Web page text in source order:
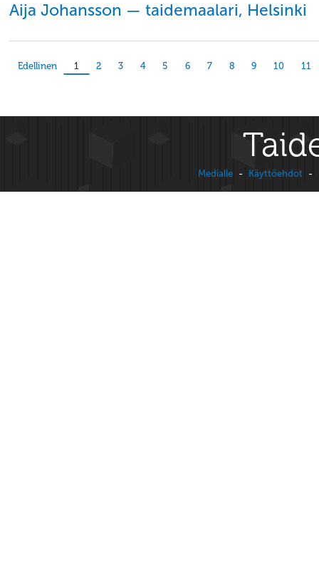
Aija Johansson — taidemaalari, Helsinki
Edellinen 1 2 3 4 5 6 7 8 9 10 11
Medialle - Käyttöehdot -